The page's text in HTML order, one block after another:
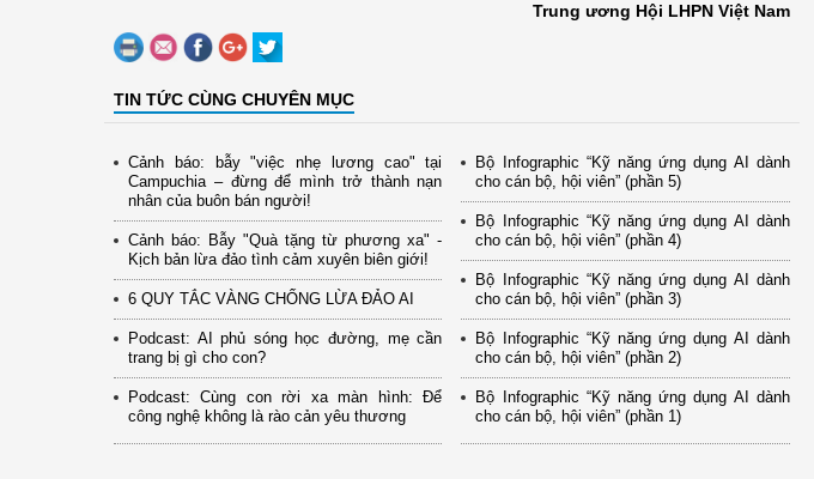
Trung ương Hội LHPN Việt Nam
TIN TỨC CÙNG CHUYÊN MỤC
Cảnh báo: bẫy "việc nhẹ lương cao" tại
Campuchia – đừng để mình trở thành nạn
nhân của buôn bán người!
Cảnh báo: Bẫy "Quà tặng từ phương xa" -
Kịch bản lừa đảo tình cảm xuyên biên giới!
6 QUY TẮC VÀNG CHỐNG LỪA ĐẢO AI
Podcast: AI phủ sóng học đường, mẹ cần
trang bị gì cho con?
Podcast: Cùng con rời xa màn hình: Để
công nghệ không là rào cản yêu thương
Bộ Infographic “Kỹ năng ứng dụng AI dành
cho cán bộ, hội viên” (phần 5)
Bộ Infographic “Kỹ năng ứng dụng AI dành
cho cán bộ, hội viên” (phần 4)
Bộ Infographic “Kỹ năng ứng dụng AI dành
cho cán bộ, hội viên” (phần 3)
Bộ Infographic “Kỹ năng ứng dụng AI dành
cho cán bộ, hội viên” (phần 2)
Bộ Infographic “Kỹ năng ứng dụng AI dành
cho cán bộ, hội viên” (phần 1)